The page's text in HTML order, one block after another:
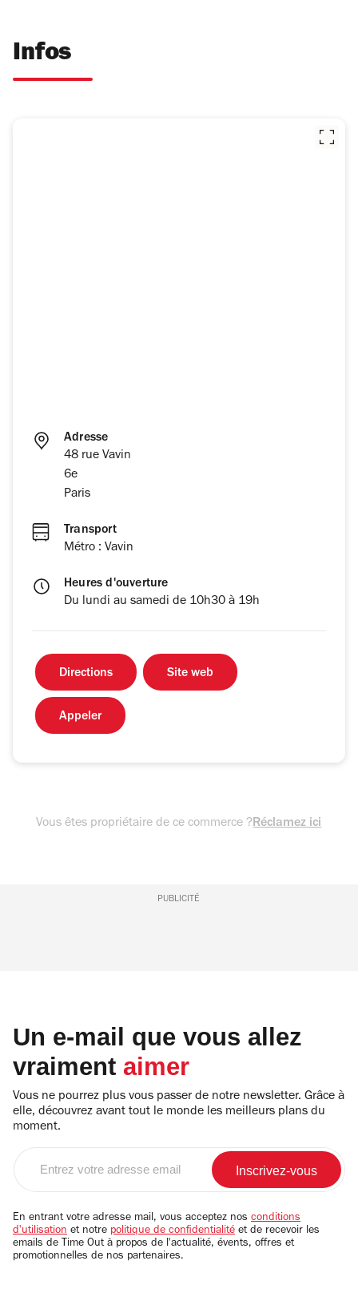
Infos
Adresse
48 rue Vavin
6e
Paris
Transport
Métro : Vavin
Heures d'ouverture
Du lundi au samedi de 10h30 à 19h
Directions Site web
Appeler
Vous êtes propriétaire de ce commerce ?Réclamez ici
PUBLICITÉ
Un e-mail que vous allez
vraiment aimer
Vous ne pourrez plus vous passer de notre newsletter. Grâce à
elle, découvrez avant tout le monde les meilleurs plans du
moment.
email
En entrant votre adresse mail, vous acceptez nos conditions
d'utilisation et notre politique de confidentialité et de recevoir les
emails de Time Out à propos de l'actualité, évents, offres et
promotionnelles de nos partenaires.